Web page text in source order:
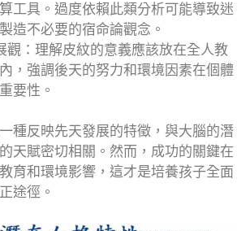
工具。過度依賴此類分析可能導致迷
造不必要的宿命論觀念。
觀：理解皮紋的意義應該放在全人教
，強調後天的努力和環境因素在個體
要性。
種反映先天發展的特徵，與大腦的潛
天賦密切相關。然而，成功的關鍵在
育和環境影響，這才是培養孩子全面
途徑。